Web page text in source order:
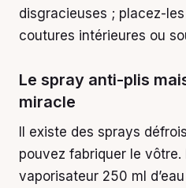
disgracieuses ; placez-
coutures intérieures ou
Le spray anti-plis
miracle
Il existe des sprays
pouvez fabriquer le vôtre.
vaporisateur 250 ml